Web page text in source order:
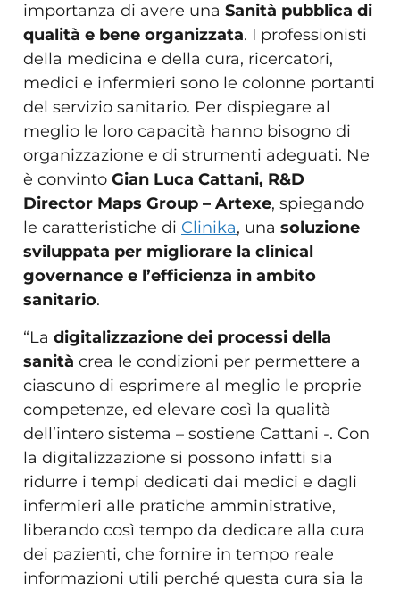
importanza di avere una Sanità pubblica di
qualità e bene organizzata. I professionisti
della medicina e della cura, ricercatori,
medici e infermieri sono le colonne portanti
del servizio sanitario. Per dispiegare al
meglio le loro capacità hanno bisogno di
organizzazione e di strumenti adeguati. Ne
è convinto Gian Luca Cattani, R&D
Director Maps Group – Artexe, spiegando
le caratteristiche di Clinika, una soluzione
sviluppata per migliorare la clinical
governance e l’efficienza in ambito
sanitario.
“La digitalizzazione dei processi della
sanità crea le condizioni per permettere a
ciascuno di esprimere al meglio le proprie
competenze, ed elevare così la qualità
dell’intero sistema – sostiene Cattani -. Con
la digitalizzazione si possono infatti sia
ridurre i tempi dedicati dai medici e dagli
infermieri alle pratiche amministrative,
liberando così tempo da dedicare alla cura
dei pazienti, che fornire in tempo reale
informazioni utili perché questa cura sia la